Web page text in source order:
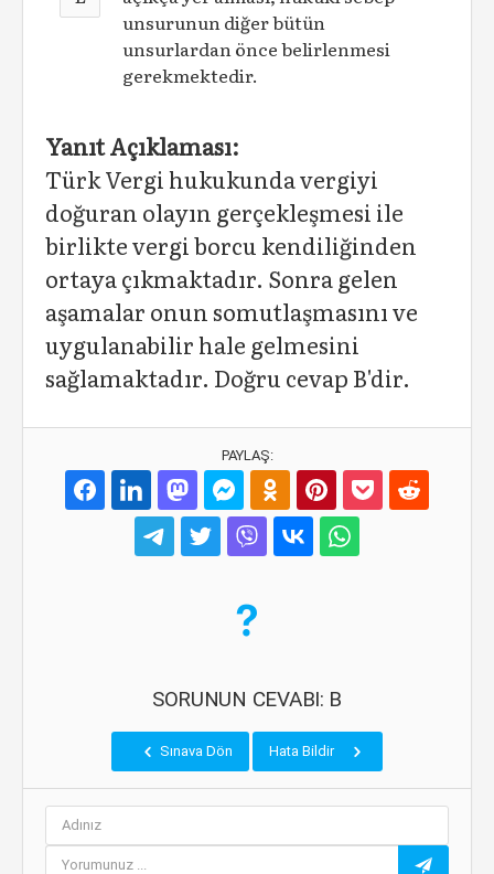
unsurunun diğer bütün
unsurlardan önce belirlenmesi
gerekmektedir.
Yanıt Açıklaması:
Türk Vergi hukukunda vergiyi
doğuran olayın gerçekleşmesi ile
birlikte vergi borcu kendiliğinden
ortaya çıkmaktadır. Sonra gelen
aşamalar onun somutlaşmasını ve
uygulanabilir hale gelmesini
sağlamaktadır. Doğru cevap B'dir.
PAYLAŞ:
SORUNUN CEVABI: B
Sınava Dön Hata Bildir